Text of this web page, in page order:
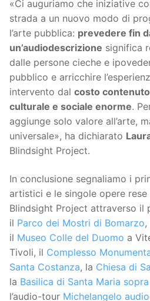
«Ci auguriamo che iniziative
strada a un nuovo modo di
l’arte pubblica: prevedere fin
un’audiodescrizione significa
dalle persone cieche e
pubblico e arricchire
intervento dal costo contenuto
culturale e sociale enorme.
aggiunge solo valore all’arte,
universale», ha dichiarato
Blindsight Project.
In conclusione segnaliamo i
artistici e le singole opere rese
Blindsight Project attraverso il
il Parco dei Mostri di Bomarzo,
il Museo Colle del Duomo a
Tivoli, il Complesso
Santa Costanza, la Chiesa di
la Basilica di Santa Maria
l’audio-tour Michelangelo